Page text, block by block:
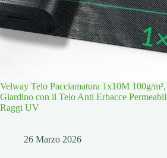
Velway Telo Pacciamatura 1x10M 100g/
Giardino con il Telo Anti Erbacce
Raggi UV
26 Marzo 2026